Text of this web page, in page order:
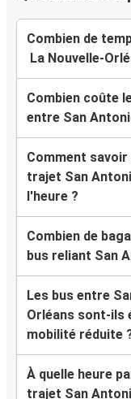
Combien de
La Nouvelle-
Combien coûte
entre San
Comment
trajet San
l'heure ?
Combien de
bus reliant San
Les bus entre
Orléans sont-ils
mobilité réduite
À quelle heure
trajet San